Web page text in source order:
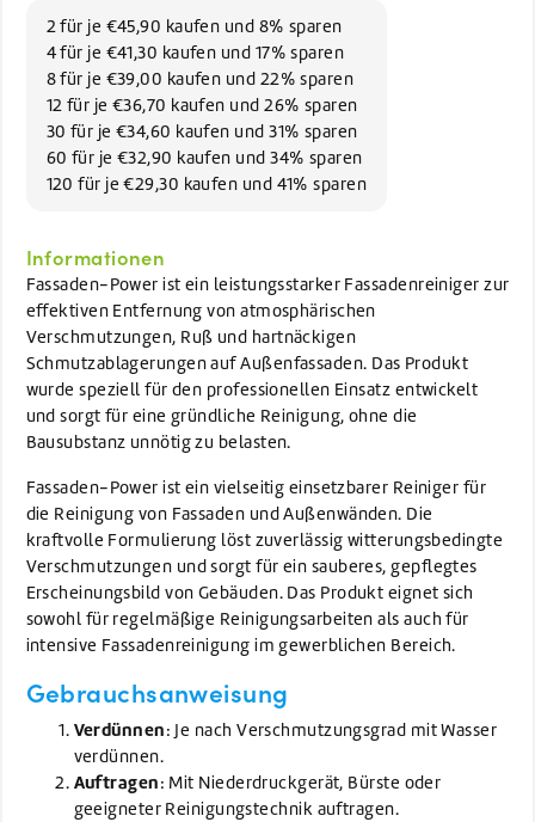
2 für je €45,90 kaufen und 8% sparen
4 für je €41,30 kaufen und 17% sparen
8 für je €39,00 kaufen und 22% sparen
12 für je €36,70 kaufen und 26% sparen
30 für je €34,60 kaufen und 31% sparen
60 für je €32,90 kaufen und 34% sparen
120 für je €29,30 kaufen und 41% sparen
Informationen
Fassaden-Power ist ein leistungsstarker Fassadenreiniger zur
effektiven Entfernung von atmosphärischen
Verschmutzungen, Ruß und hartnäckigen
Schmutzablagerungen auf Außenfassaden. Das Produkt
wurde speziell für den professionellen Einsatz entwickelt
und sorgt für eine gründliche Reinigung, ohne die
Bausubstanz unnötig zu belasten.
Fassaden-Power ist ein vielseitig einsetzbarer Reiniger für
die Reinigung von Fassaden und Außenwänden. Die
kraftvolle Formulierung löst zuverlässig witterungsbedingte
Verschmutzungen und sorgt für ein sauberes, gepflegtes
Erscheinungsbild von Gebäuden. Das Produkt eignet sich
sowohl für regelmäßige Reinigungsarbeiten als auch für
intensive Fassadenreinigung im gewerblichen Bereich.
Gebrauchsanweisung
Verdünnen: Je nach Verschmutzungsgrad mit Wasser
verdünnen.
Auftragen: Mit Niederdruckgerät, Bürste oder
geeigneter Reinigungstechnik auftragen.